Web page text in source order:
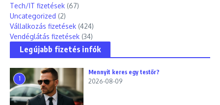
Tech/IT fizetések (67)
Uncategorized (2)
Vállalkozás fizetések (424)
Vendéglátás fizetések (34)
Legújabb fizetés infók
1
Mennyit keres egy testőr?
2026-08-09